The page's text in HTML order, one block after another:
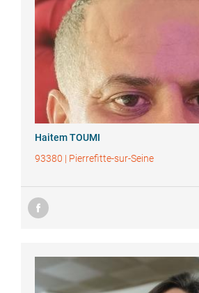
HaitemTOUMI
93380 | Pierrefitte-sur-Seine